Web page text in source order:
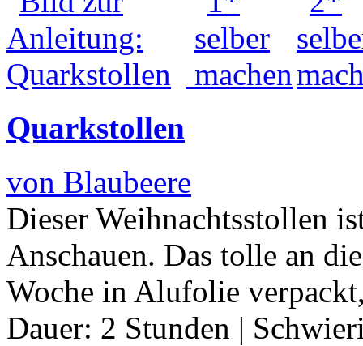
Quarkstollen
von Blaubeere
Dieser Weihnachtsstollen
Anschauen. Das tolle an
Woche in Alufolie
Dauer: 2 Stunden |